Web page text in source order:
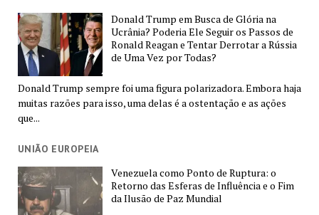
Donald Trump em Busca de Glória na
Ucrânia? Poderia Ele Seguir os Passos de
Ronald Reagan e Tentar Derrotar a Rússia
de Uma Vez por Todas?
Donald Trump sempre foi uma figura polarizadora. Embora haja
muitas razões para isso, uma delas é a ostentação e as ações
que...
UNIÃO EUROPEIA
Venezuela como Ponto de Ruptura: o
Retorno das Esferas de Influência e o Fim
da Ilusão de Paz Mundial